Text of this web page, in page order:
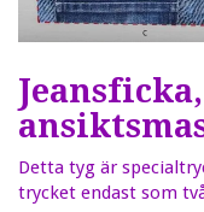
Detta tyg är
trycket endast som